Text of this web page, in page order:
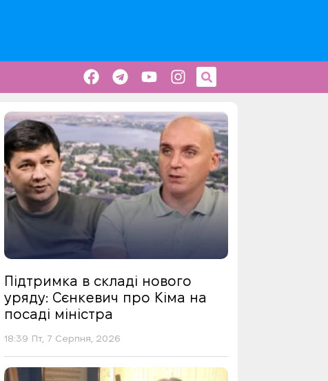
Підтримка в складі нового
уряду: Сєнкевич про Кіма на
посаді міністра
18:39 Пт, 7 Серпня, 2026